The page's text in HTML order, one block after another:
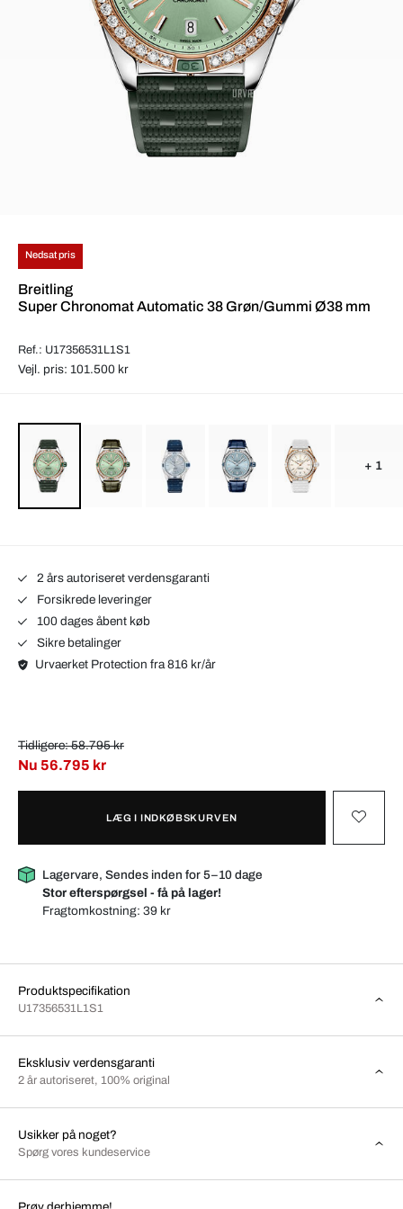
Nedsat pris
Breitling
Super Chronomat Automatic 38 Grøn/Gummi Ø38 mm
Ref.: U17356531L1S1
Vejl. pris: 101.500 kr
+ 1
2 års autoriseret verdensgaranti
Forsikrede leveringer
100 dages åbent køb
Sikre betalinger
Urvaerket Protection fra 816 kr/år
Tidligere: 58.795 kr
Nu 56.795 kr
LÆG I INDKØBSKURVEN
Lagervare, Sendes inden for 5–10 dage
Stor efterspørgsel - få på lager!
Fragtomkostning:39 kr
Produktspecifikation
U17356531L1S1
Eksklusiv verdensgaranti
2 år autoriseret, 100% original
Usikker på noget?
Spørg vores kundeservice